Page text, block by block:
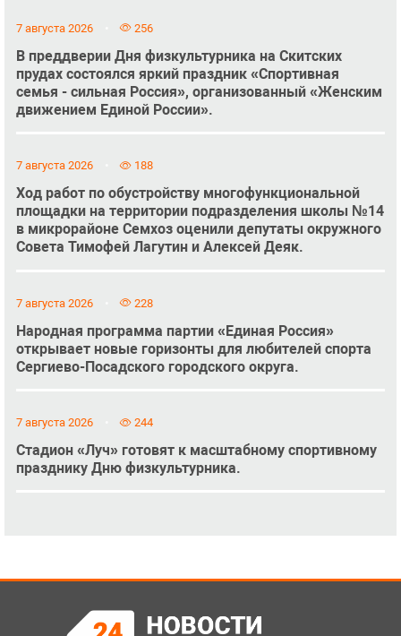
7 августа 2026 256
В преддверии Дня физкультурника на Скитских
прудах состоялся яркий праздник «Спортивная
семья - сильная Россия», организованный «Женским
движением Единой России».
7 августа 2026 188
Ход работ по обустройству многофункциональной
площадки на территории подразделения школы №14
в микрорайоне Семхоз оценили депутаты окружного
Совета Тимофей Лагутин и Алексей Деяк.
7 августа 2026 228
Народная программа партии «Единая Россия»
открывает новые горизонты для любителей спорта
Сергиево-Посадского городского округа.
7 августа 2026 244
Стадион «Луч» готовят к масштабному спортивному
празднику Дню физкультурника.